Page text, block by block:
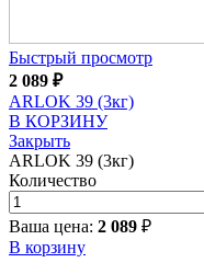
Быстрый просмотр
2 089 ₽
ARLOK 39 (3кг)
В КОРЗИНУ
Закрыть
ARLOK 39 (3кг)
Количество
Ваша цена: 2 089 ₽
В корзину